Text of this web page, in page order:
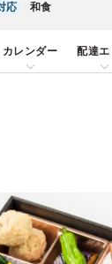
応 和食
カレンダー 配達